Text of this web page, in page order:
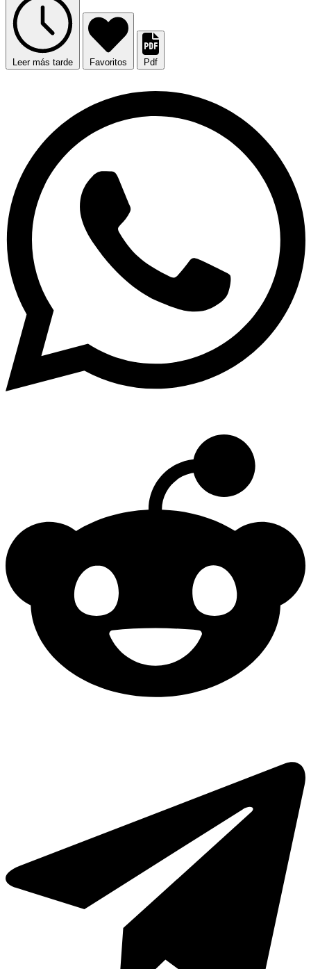
Leer más tarde Favoritos Pdf